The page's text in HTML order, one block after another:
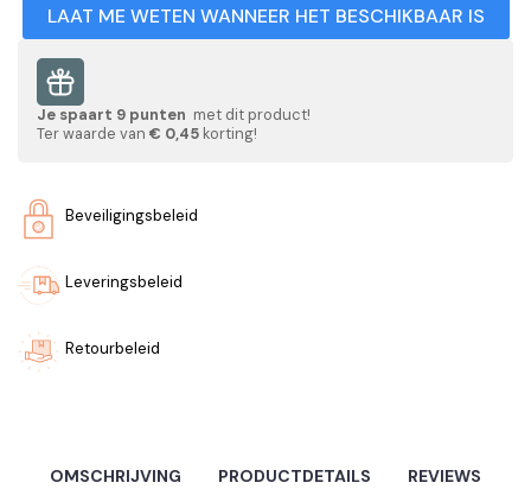
LAAT ME WETEN WANNEER HET BESCHIKBAAR IS
Je spaart 9 punten met dit product!
Ter waarde van € 0,45 korting!
Beveiligingsbeleid
Leveringsbeleid
Retourbeleid
OMSCHRIJVING PRODUCTDETAILS REVIEWS